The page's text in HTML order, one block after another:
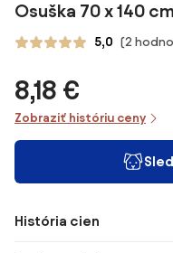
Osuška 70 x 140
5,0 (2
8,18 €
Zobraziť históriu ceny
História cien